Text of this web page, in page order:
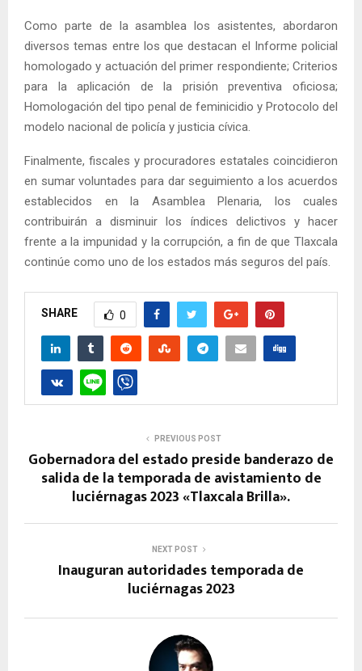
Como parte de la asamblea los asistentes, abordaron
diversos temas entre los que destacan el Informe policial
homologado y actuación del primer respondiente; Criterios
para la aplicación de la prisión preventiva oficiosa;
Homologación del tipo penal de feminicidio y Protocolo del
modelo nacional de policía y justicia cívica.
Finalmente, fiscales y procuradores estatales coincidieron
en sumar voluntades para dar seguimiento a los acuerdos
establecidos en la Asamblea Plenaria, los cuales
contribuirán a disminuir los índices delictivos y hacer
frente a la impunidad y la corrupción, a fin de que Tlaxcala
continúe como uno de los estados más seguros del país.
SHARE 0
PREVIOUS POST
Gobernadora del estado preside banderazo de
salida de la temporada de avistamiento de
luciérnagas 2023 «Tlaxcala Brilla».
NEXT POST
Inauguran autoridades temporada de
luciérnagas 2023